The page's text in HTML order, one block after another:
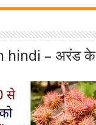
hindi – अरंड के